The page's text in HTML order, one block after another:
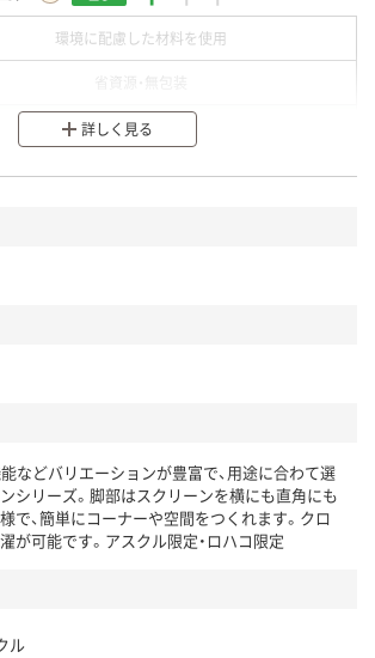
環境に配慮した材料を使用
分別・リサイクルしやすい設計
ポイントです。下記商品詳細「
コア詳細／加点項目
」で確認できます。
詳しく見る
能などバリエーションが豊富で、用途に合わて選
シリーズ。脚部はスクリーンを横にも直角にも
で、簡単にコーナーや空間をつくれます。クロ
が可能です。アスクル限定・ロハコ限定
ル